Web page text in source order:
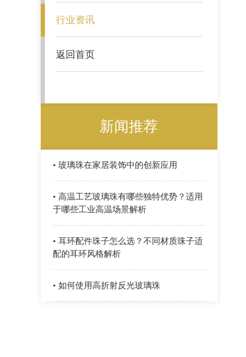
行业资讯
返回首页
新闻推荐
• 玻璃珠在家居装饰中的创新应用
• 高温工艺玻璃珠有哪些独特优势？适用
于哪些工业高温场景解析
• 耳环配件珠子怎么选？不同材质珠子适
配的耳环风格解析
• 如何使用高折射反光玻璃珠